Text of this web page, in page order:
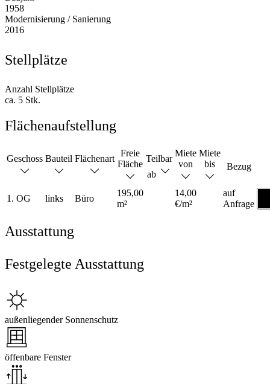
1958
Modernisierung / Sanierung
2016
Stellplätze
Anzahl Stellplätze
ca. 5 Stk.
Flächenaufstellung
Geschoss Bauteil Flächenart
Freie
Fläche
Teilbar
ab
Miete
von
Miete
bis
Bezug
1. OG links Büro
195,00
m²
14,00
€/m²
auf
Anfrage
Ausstattung
Festgelegte Ausstattung
außenliegender Sonnenschutz
öffenbare Fenster